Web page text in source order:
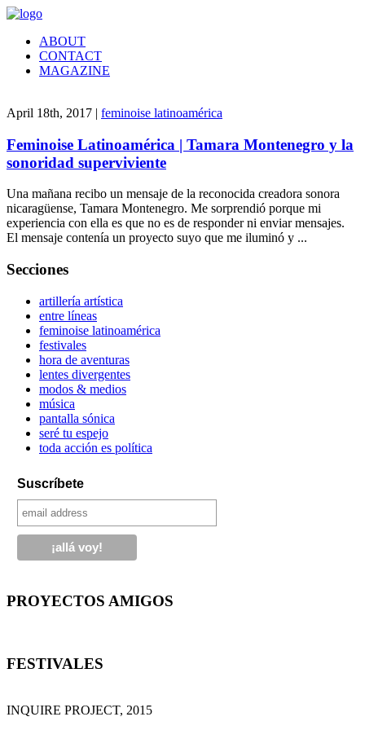
ABOUT
CONTACT
MAGAZINE
April 18th, 2017 | feminoise latinoamérica
Feminoise Latinoamérica | Tamara Montenegro y la
sonoridad superviviente
Una mañana recibo un mensaje de la reconocida creadora sonora
nicaragüense, Tamara Montenegro. Me sorprendió porque mi
experiencia con ella es que no es de responder ni enviar mensajes.
El mensaje contenía un proyecto suyo que me iluminó y ...
Secciones
artillería artística
entre líneas
feminoise latinoamérica
festivales
hora de aventuras
lentes divergentes
modos & medios
música
pantalla sónica
seré tu espejo
toda acción es política
Suscríbete
PROYECTOS AMIGOS
FESTIVALES
INQUIRE PROJECT, 2015